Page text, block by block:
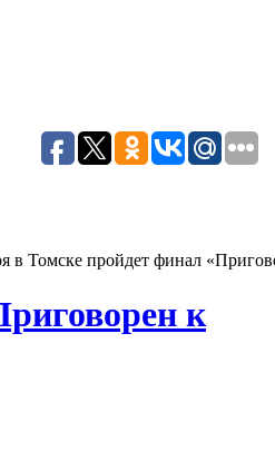
в Томске пройдет финал
к